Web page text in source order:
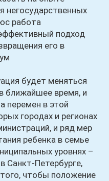
негосударственных
работа
подход
его в
будет меняться
ближайшее время, и
перемен в этой
городах и регионах
и ряд мер
ребенка в семье
уровнях –
Санкт-Петербурге,
чтобы положение